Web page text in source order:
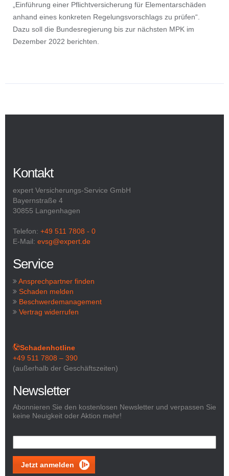
„Einführung einer Pflichtversicherung für Elementarschäden
anhand eines konkreten Regelungsvorschlags zu prüfen“.
Dazu soll die Bundesregierung bis zur nächsten MPK im
Dezember 2022 berichten.
Kontakt
expert Versicherungs-Service GmbH
Bayernstraße 4
30855 Langenhagen
Telefon: +49 511 7808 - 0
E-Mail: evsg@expert.de
Service
Ansprechpartner finden
Schaden melden
Beschwerdemanagement
Vertrag widerrufen
Schadenhotline
+49 511 7808 – 390
(außerhalb der Geschäftszeiten)
Newsletter
Abonnieren Sie den kostenlosen Newsletter und verpassen Sie
keine Neuigkeit oder Aktion mehr!
Jetzt anmelden